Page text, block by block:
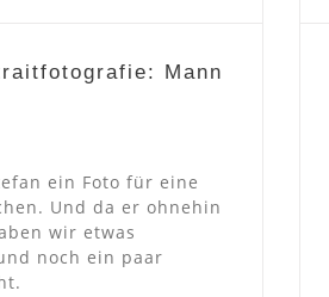
Mann
ein Foto für eine
Und da er ohnehin
wir etwas
noch ein paar